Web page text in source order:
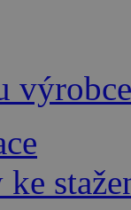
výrobce